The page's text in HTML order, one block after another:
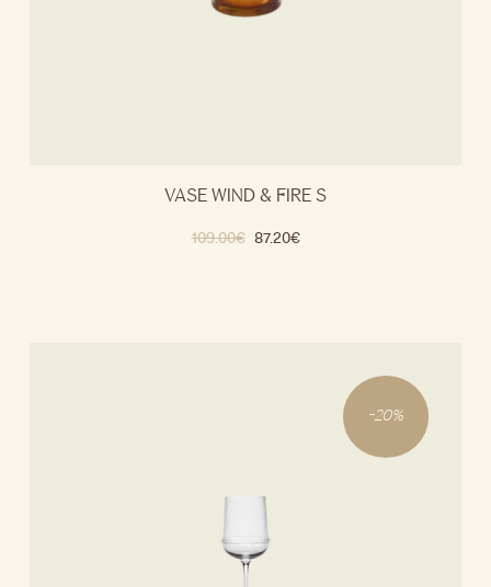
VASE WIND & FIRE S
109.00€ 87.20€
-20%